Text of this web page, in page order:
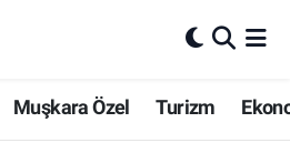
Muşkara Özel Turizm